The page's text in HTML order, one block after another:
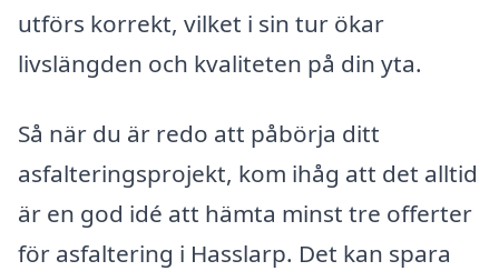
utförs korrekt, vilket i sin tur ökar
livslängden och kvaliteten på din yta.
Så när du är redo att påbörja ditt
asfalteringsprojekt, kom ihåg att det alltid
är en god idé att hämta minst tre offerter
för asfaltering i Hasslarp. Det kan spara